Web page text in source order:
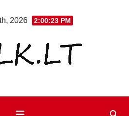
2026 2:00:24 PM